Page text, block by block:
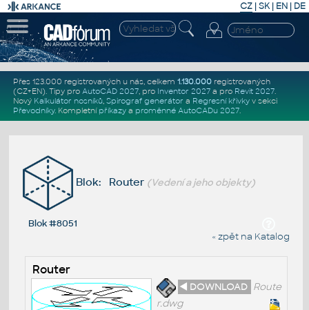
CZ | SK| EN | DE
Přes 123.000 registrovaných u nás, celkem 1.130.000registrovaných
(CZ+EN). Tipy pro AutoCAD 2027, pro Inventor 2027a pro Revit 2027.
Nový Kalkulátor nosníků, Spirograf generátor a Regresní křivkyv sekci
Převodníky. Kompletní příkazya proměnné AutoCADu 2027.
Blok: Router (Vedení a jeho objekty)
Blok #8051
« zpět na Katalog
Router
◄ DOWNLOAD Route
r.dwg